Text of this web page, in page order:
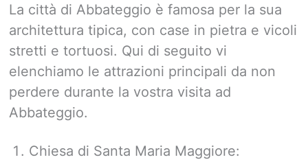
La città di Abbateggio è famosa per la sua
architettura tipica, con case in pietra e vicoli
stretti e tortuosi. Qui di seguito vi
elenchiamo le attrazioni principali da non
perdere durante la vostra visita ad
Abbateggio.
Chiesa di Santa Maria Maggiore: